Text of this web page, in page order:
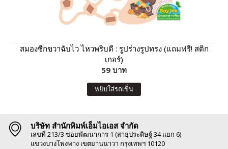
สมองซีกขวาฉับไว ไหวพริบดี : รูปร่างรูปทรง (แถมฟรี! สติก
เกอร์)
59 บาท
หยิบใส่รถเข็น
บริษัท สำนักพิมพ์เอ็มไอเอส จำกัด
เลขที่ 213/3 ซอยพัฒนาการ 1 (สาธุประดิษฐ์ 34 แยก 6)
แขวงบางโพงพาง เขตยานนาวา กรุงเทพฯ 10120